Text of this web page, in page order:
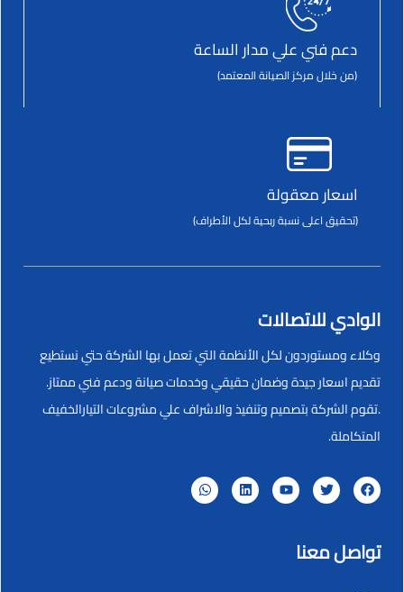
دعم فني علي مدار الساعة
(من خلال مركز الصيانة المعتمد)
اسعار معقولة
(تحقيق اعلى نسبة ربحية لكل الأطراف)
الوادي للاتصالات
وكلاء ومستوردون لكل الأنظمة التي تعمل بها الشركة حتي نستطيع
تقديم اسعار جيدة وضمان حقيقي وخدمات صيانة ودعم فني ممتاز.
.تقوم الشركة بتصميم وتنفيذ والاشراف علي مشروعات التيارالخفيف
المتكاملة.
تواصل معنا